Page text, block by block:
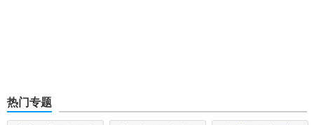
热门专题